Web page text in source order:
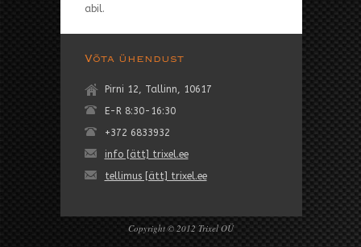
abil.
Võta ühendust
Pirni 12, Tallinn, 10617
E-R 8:30-16:30
+372 6833932
info [ätt] trixel.ee
tellimus [ätt] trixel.ee
Copyright © 2012 Trixel OÜ